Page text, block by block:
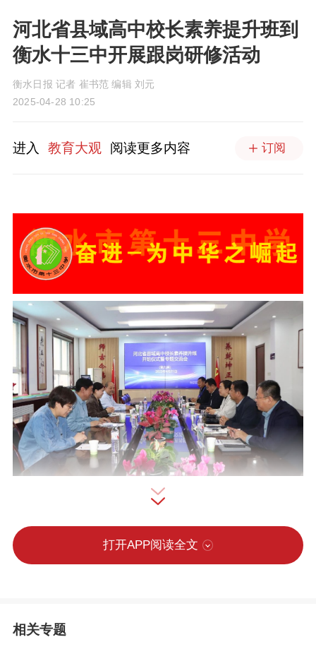
河北省县域高中校长素养提升班到
衡水十三中开展跟岗研修活动
衡水日报 记者 崔书范 编辑 刘元
2025-04-28 10:25
进入 教育大观 阅读更多内容 订阅
会和全国教育大会精神，根据《河北省县
域高中校长素质提升工程实施方案》要
学、衡水十三中党委书记白祥友任研修班
打开APP阅读全文
相关专题